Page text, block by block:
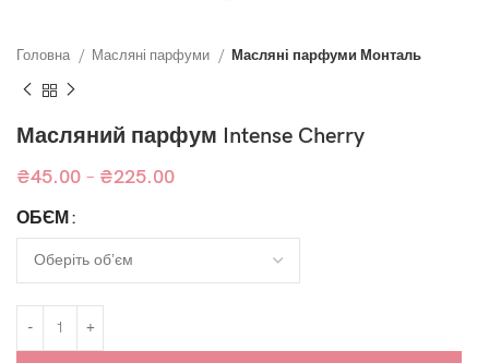
Головна Масляні парфуми Масляні парфуми Монталь
Масляний парфум Intense Cherry
₴45.00 – ₴225.00
ОБ`ЄМ